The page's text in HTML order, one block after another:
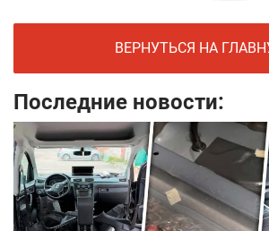
ВЕРНУТЬСЯ НА
Последние новости: